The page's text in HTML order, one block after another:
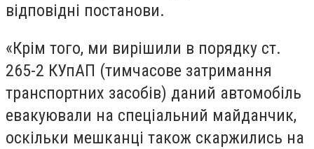
відповідні постанови.
«Крім того, ми вирішили в порядку ст.
265-2 КУпАП (тимчасове затримання
транспортних засобів) даний автомобіль
евакуювали на спеціальний майданчик,
оскільки мешканці також скаржились на